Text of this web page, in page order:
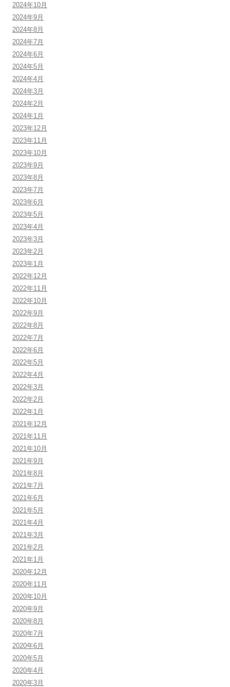
2024年10月
2024年9月
2024年8月
2024年7月
2024年6月
2024年5月
2024年4月
2024年3月
2024年2月
2024年1月
2023年12月
2023年11月
2023年10月
2023年9月
2023年8月
2023年7月
2023年6月
2023年5月
2023年4月
2023年3月
2023年2月
2023年1月
2022年12月
2022年11月
2022年10月
2022年9月
2022年8月
2022年7月
2022年6月
2022年5月
2022年4月
2022年3月
2022年2月
2022年1月
2021年12月
2021年11月
2021年10月
2021年9月
2021年8月
2021年7月
2021年6月
2021年5月
2021年4月
2021年3月
2021年2月
2021年1月
2020年12月
2020年11月
2020年10月
2020年9月
2020年8月
2020年7月
2020年6月
2020年5月
2020年4月
2020年3月